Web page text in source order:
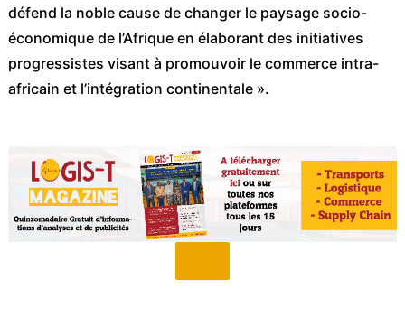
défend la noble cause de changer le paysage socio-
économique de l’Afrique en élaborant des initiatives
progressistes visant à promouvoir le commerce intra-
africain et l’intégration continentale ».